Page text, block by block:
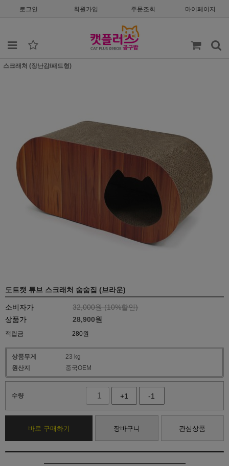
로그인 회원가입 주문조회 마이페이지
스크래처 (장난감/패드형)
도트캣 튜브 스크래처 숨숨집 (브라운)
소비자가 32,000원 (10%할인)
상품가
28,900원
적립금 280원
상품무게
23 kg
원산지
중국OEM
수량 +1 -1
바로 구매하기 장바구니 관심상품